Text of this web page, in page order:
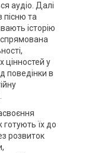
аудіо. Далі
пісню та
історію
спрямована
цінностей у
поведінки в
їх до
розвиток